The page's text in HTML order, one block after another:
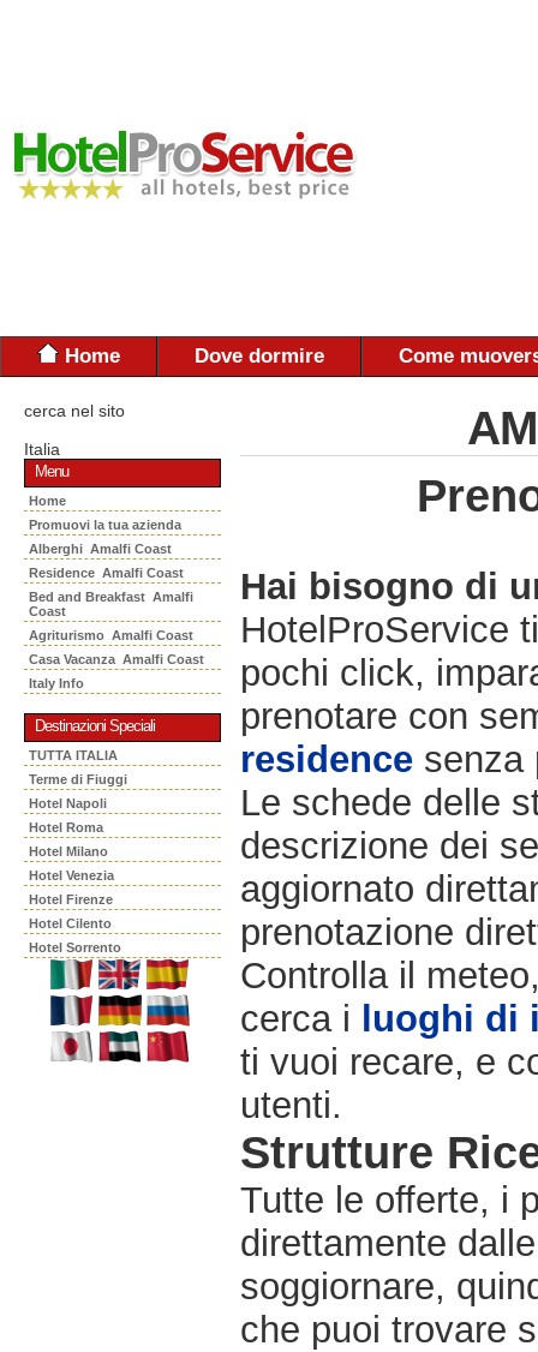
Home Dove dormire Come
cerca nel sito
Italia
Menu
Home
Promuovi la tua azienda
Alberghi Amalfi Coast
Residence Amalfi Coast
Bed and Breakfast Amalfi
Coast
Agriturismo Amalfi Coast
Casa Vacanza Amalfi Coast
Italy Info
Destinazioni Speciali
TUTTA ITALIA
Terme di Fiuggi
Hotel Napoli
Hotel Roma
Hotel Milano
Hotel Venezia
Hotel Firenze
Hotel Cilento
Hotel Sorrento
Hai bisogno di
HotelProService
pochi click,
prenotare con
residence senza
Le schede delle
descrizione dei
aggiornato
prenotazione
Controlla il
cerca i
luoghi di
ti vuoi recare, e
utenti.
Strutture
Tutte le offerte, i
direttamente
soggiornare,
che puoi trovare